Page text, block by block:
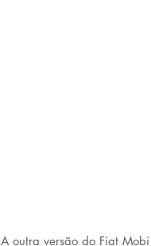
A outra versão do Fiat